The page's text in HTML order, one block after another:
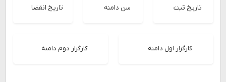
تاریخ ثبت سن دامنه تاریخ انقضا
کارگزار اول دامنه کارگزار دوم دامنه